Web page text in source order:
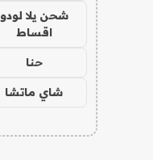
شحن يلا لودو
اقساط
حنا
شاي ماتشا